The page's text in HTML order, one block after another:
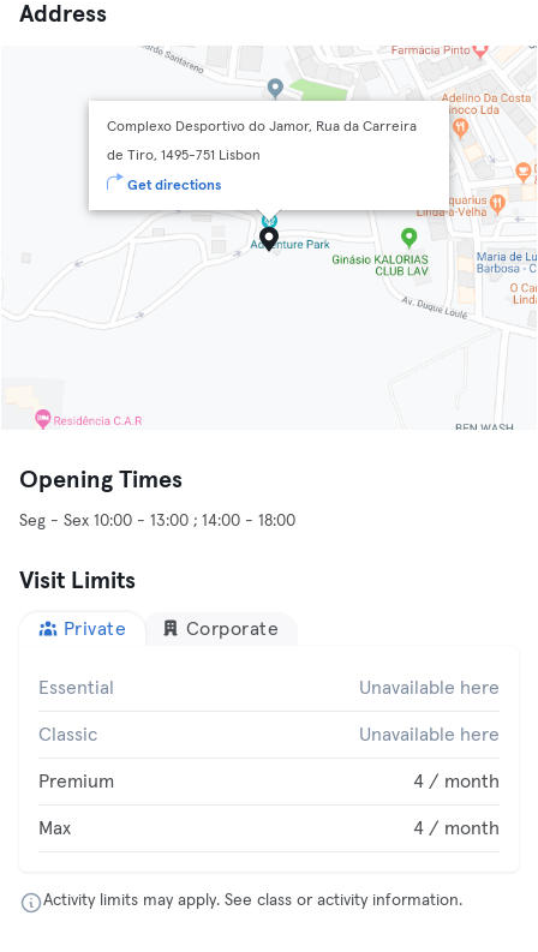
Address
Complexo Desportivo do Jamor, Rua da Carreira
de Tiro, 1495-751 Lisbon
Get directions
Opening Times
Seg - Sex 10:00 - 13:00 ; 14:00 - 18:00
Visit Limits
Private Corporate
Essential Unavailable here
Classic Unavailable here
Premium 4 / month
Max 4 / month
Activity limits may apply. See class or activity information.